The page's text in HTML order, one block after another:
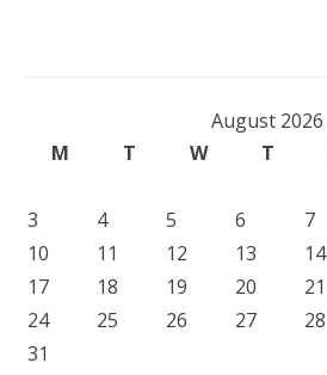
August 2026
M
T W T
3
4 5 6 7
10
11 12 13 14
17
18 19 20 21
24
25 26 27 28
31